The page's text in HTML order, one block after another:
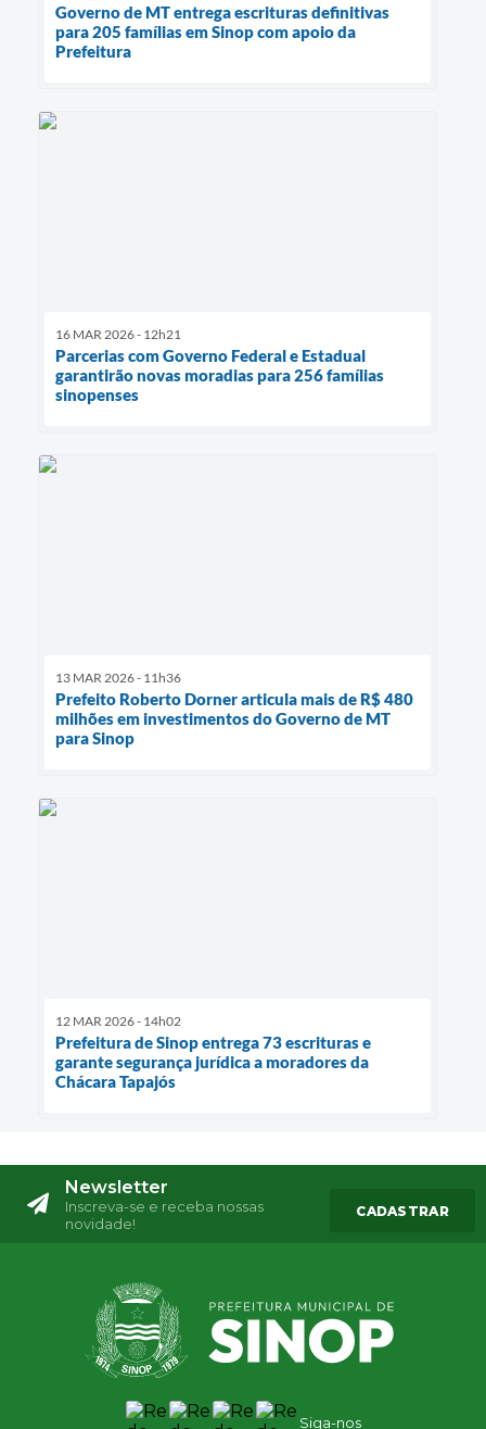
Governo de MT entrega escrituras definitivas
para 205 famílias em Sinop com apoio da
Prefeitura
16 MAR 2026 - 12h21
Parcerias com Governo Federal e Estadual
garantirão novas moradias para 256 famílias
sinopenses
13 MAR 2026 - 11h36
Prefeito Roberto Dorner articula mais de R$ 480
milhões em investimentos do Governo de MT
para Sinop
12 MAR 2026 - 14h02
Prefeitura de Sinop entrega 73 escrituras e
garante segurança jurídica a moradores da
Chácara Tapajós
Newsletter
Inscreva-se e receba nossas
novidade!
CADASTRAR
Siga-nos